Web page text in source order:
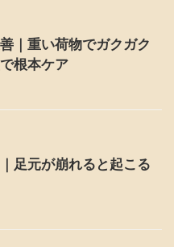
｜重い荷物でガクガク
根本ケア
足元が崩れると起こる